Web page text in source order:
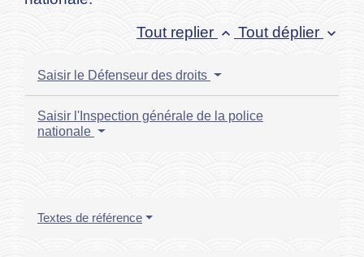
Tout replier keyboard_arrow_up Tout déplier keyboard_arrow_down
Saisir le Défenseur des droits
Saisir l'Inspection générale de la police
nationale
Textes de référence